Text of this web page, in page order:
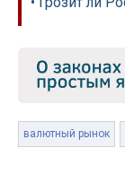
валютный рынок